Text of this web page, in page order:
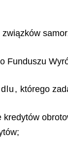
Funduszu
którego